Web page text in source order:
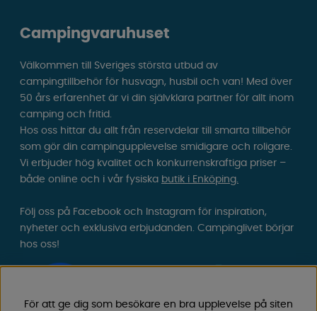
Campingvaruhuset
Välkommen till Sveriges största utbud av
campingtillbehör för husvagn, husbil och van! Med över
50 års erfarenhet är vi din självklara partner för allt inom
camping och fritid.
Hos oss hittar du allt från reservdelar till smarta tillbehör
som gör din campingupplevelse smidigare och roligare.
Vi erbjuder hög kvalitet och konkurrenskraftiga priser –
både online och i vår fysiska butik i Enköping.
Följ oss på Facebook och Instagram för inspiration,
nyheter och exklusiva erbjudanden. Campinglivet börjar
hos oss!
För att ge dig som besökare en bra upplevelse på siten